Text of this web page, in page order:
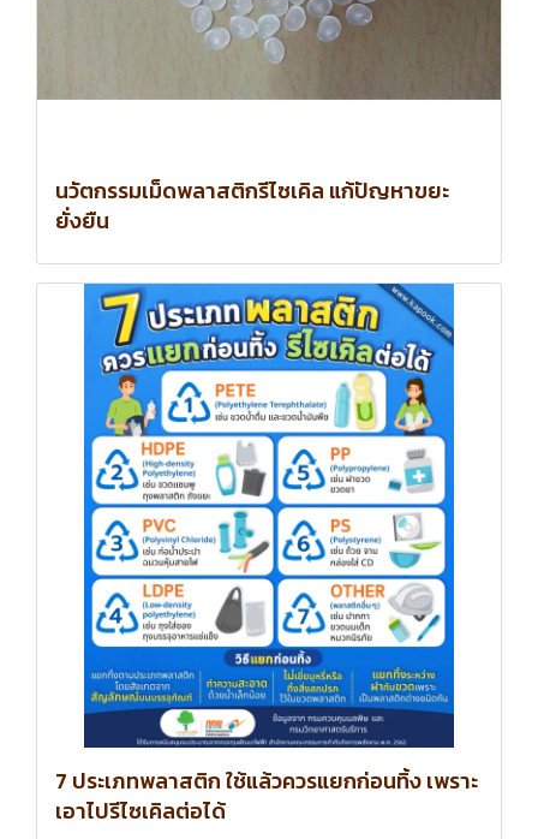
นวัตกรรมเม็ดพลาสติกรีไซเคิล แก้ปัญหาขยะ
ยั่งยืน
7 ประเภทพลาสติก ใช้แล้วควรแยกก่อนทิ้ง เพราะ
เอาไปรีไซเคิลต่อได้